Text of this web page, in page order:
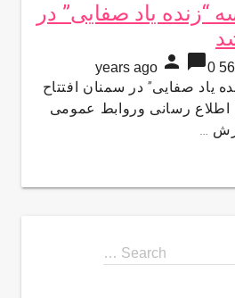
12 کلاسه “زنده‌ یاد صفایی” در
56 years ago
person chat_bubble0
“زنده‌ یاد صفایی” در سمنان افتتاح
رسانی وروابط عمومی
…
Search …